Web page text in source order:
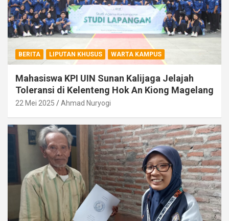
BERITA LIPUTAN KHUSUS WARTA KAMPUS
Mahasiswa KPI UIN Sunan Kalijaga Jelajah
Toleransi di Kelenteng Hok An Kiong Magelang
22 Mei 2025 Ahmad Nuryogi